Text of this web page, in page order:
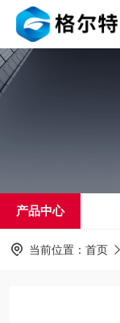
产品中心
当前位置： 首页